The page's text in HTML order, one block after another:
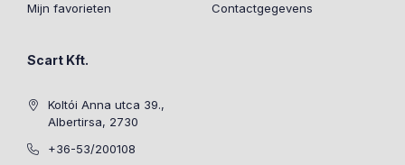
Mijn favorieten
Contactgegevens
Scart Kft.
Koltói Anna utca 39.,
Albertirsa, 2730
+36-53/200108